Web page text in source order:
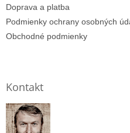
Doprava a platba
Podmienky ochrany osobných
Obchodné podmienky
Kontakt